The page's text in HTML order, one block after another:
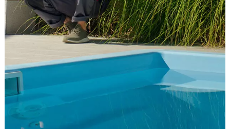
Besonderheiten des Projekts erhalten Sie das am
besten geeignete Modell sowie eine Schätzung
der Betriebskosten und der Heizzeit.